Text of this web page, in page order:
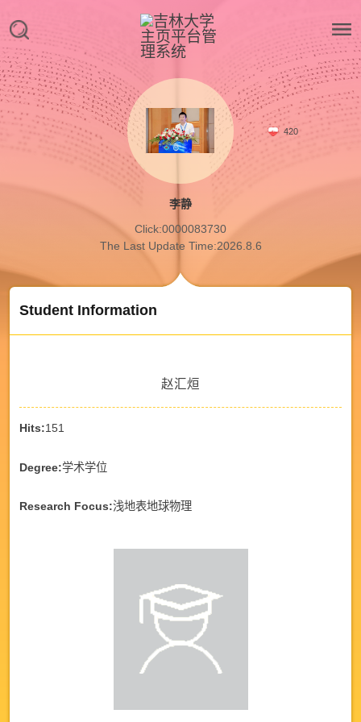
420
李静
Click:0000083730
The Last Update Time:2026.8.6
Student Information
赵汇烜
Hits:151
Degree:学术学位
Research Focus:浅地表地球物理